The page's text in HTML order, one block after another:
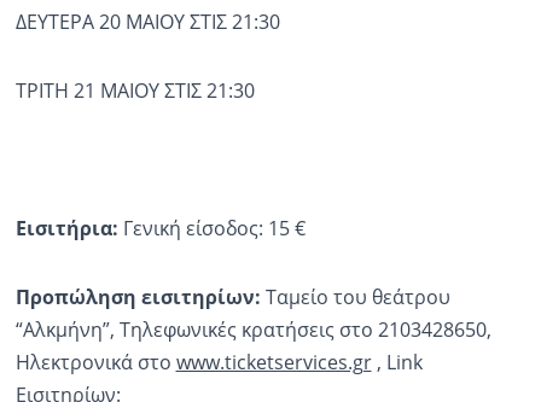
ΔΕΥΤΕΡΑ 20 ΜΑΙΟΥ ΣΤΙΣ 21:30
ΤΡΙΤΗ 21 ΜΑΙΟΥ ΣΤΙΣ 21:30
Εισιτήρια: Γενική είσοδος: 15 €
Προπώληση εισιτηρίων: Ταμείο του θεάτρου
“Αλκμήνη”, Τηλεφωνικές κρατήσεις στο 2103428650,
Ηλεκτρονικά στο www.ticketservices.gr, Link
Εισιτηρίων: